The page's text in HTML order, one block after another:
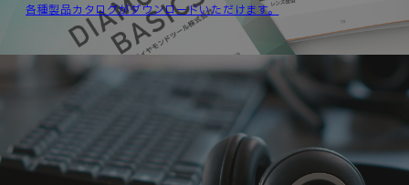
各種製品カタログがダウンロードいただけます。